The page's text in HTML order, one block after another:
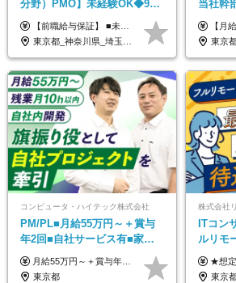
分野）PMO】未経験OK◆9期
連続大幅増益！AI企業へ進化
中◆ポジション多数
【前職給与保証】 ■未経験者： 月給30万円～35万円 ■ローキャリア（経験目安1年程度）： 月給35万円～40万円 ■経験者（経験目安3年以上）： 月給40万円～60万円 ■即戦力（経験目安5年以上）： 月給45万円～80万円 ※上記金額には固定残業代30時間分 【未経験者5万5000円～7万3000円、 ローキャリア6万4000円～7万3000円、 経験者5万8000円～10万9000円、 即戦力8万2000円～14万5000円】を含みます。 ※30時間を超える場合は追加で全額支給します。 ※経験・能力・前職給与などを総合的に評価したうえでご納得いただけるよう個別決定。 未経験者の場合、前職給与とポテンシャルを査定のうえ決定いたします。 ※日本国内でのIT業界経験、または同等の実務経験と能力に応じて決定します。 ※前職給与は日本円かつ、日本国内での実績に基づき評価します。 【納得の評価システム】 ★クォーター毎に査定する評価制度導入！ 明確な評価基準で翌年度年収を上げましょう！ ★評価対象期間に在籍中のほとんどの社員が昇給し 年収アップを実現しています！ ★様々なインセンティブ制度を用意し多角的に正当評価しています！ ※試用期間6カ月（期間中の待遇等に差異なし）
東京都_神奈川県_埼玉県_千葉県
当社幹
目指せ
以上可
【月給70万円以上（PM）／想定年収840万円以上】 ★詳しくは下記をご参照ください！ ■SE/PL/テスト計
東京
コンピュータ・ハイテック株式会社
PM/PL■月給55万円～＋賞与
年2回■自社サービス有■家族
手当有■残業月10h
月給55万円～＋賞与年2回＋決算賞与＋残業代全額支給＋各手当 ※月給の金額は経験やスキルを考慮して、決定します ※残業代は別途全額支給します ※試用期間6ヶ月（期間中の給与・待遇に差異はありません） ★7期連続決算賞与支給中！
東京都
株式会社
ITコン
ルリモ
業基本
OK/特
★想定年収550万〜1289万円 ■契約社員 月給45.8万〜71.6万円 ★想定年収688万〜1611万円 ■正社員 月給57.3万〜89.5万円 ※給与は経験・スキルを考慮
東京都_神奈川県_埼玉県_千葉県_大阪府_愛知県_北海道_青森県_岩手県_宮城県_秋田県_山形県_福